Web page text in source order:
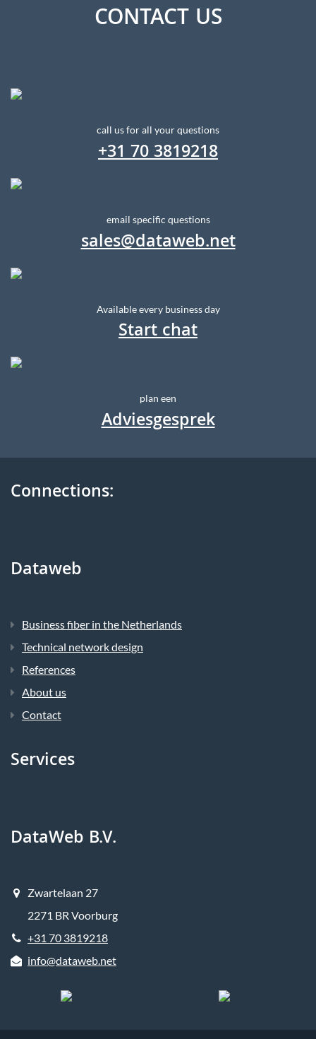
CONTACT US
call us for all your questions
+31 70 3819218
email specific questions
sales@dataweb.net
Available every business day
Start chat
plan een
Adviesgesprek
Connections:
Dataweb
Business fiber in the Netherlands
Technical network design
References
About us
Contact
Services
DataWeb B.V.
Zwartelaan 27
2271 BR Voorburg
+31 70 3819218
info@dataweb.net